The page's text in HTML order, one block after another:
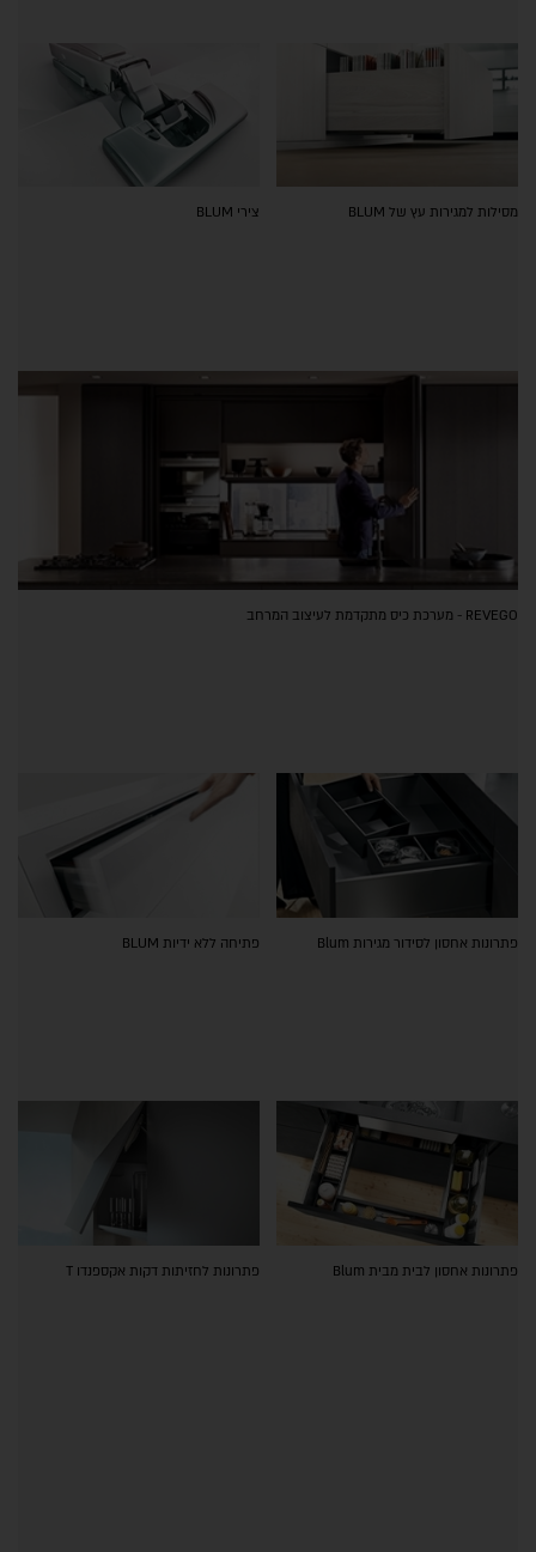
מסילות למגירות עץ של BLUM צירי BLUM
REVEGO - מערכת כיס מתקדמת לעיצוב המרחב
פתרונות אחסון לסידור מגירות Blum פתיחה ללא ידיות BLUM
פתרונות אחסון לבית מבית Blum פתרונות לחזיתות דקות אקספנדו T